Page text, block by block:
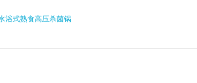
浴式熟食高压杀菌锅